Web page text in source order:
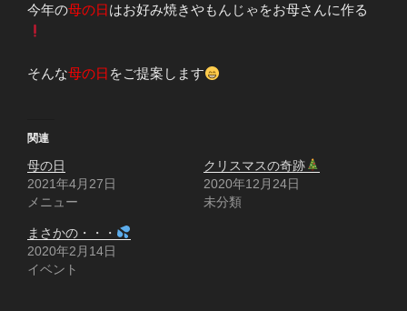
今年の母の日はお好み焼きやもんじゃをお母さんに作る
そんな母の日 をご提案します
関連
母の日
2021年4月27日
メニュー
クリスマスの奇跡
2020年12月24日
未分類
まさかの・・・
2020年2月14日
イベント